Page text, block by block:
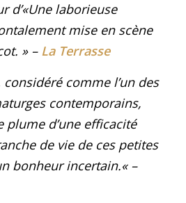
d’«Une laborieuse
mise en scène
» – La Terrasse
comme l’un des
contemporains,
plume d’une efficacité
de vie de ces petites
bonheur incertain.« –